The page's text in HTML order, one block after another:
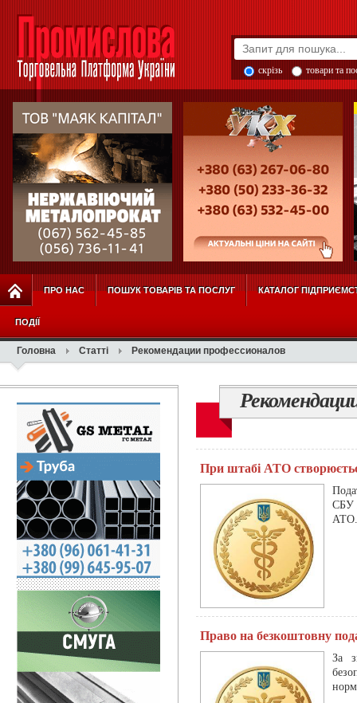
скрізь товари та
ПРО НАС ПОШУК ТОВАРІВ ТА ПОСЛУГ КАТАЛОГ
ПОДІЇ
Головна Статті Рекомендации профессионалов
При штабі АТО
СБУ
АТО.
Право на безкоштовну
За
норм